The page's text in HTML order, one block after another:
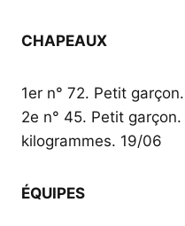
CHAPEAUX
1er n° 72. Petit
2e n° 45. Petit
kilogrammes. 19/06
ÉQUIPES